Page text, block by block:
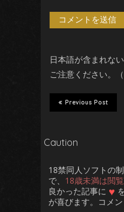
日本語が含まれな
ご注意ください。（
Previous Post
Caution
18禁同人ソフトの
で、 18歳未満は閲
良かった記事に ♥
が喜びます。コメ